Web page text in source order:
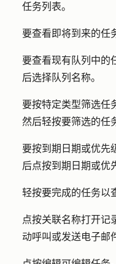
任务列表。
要查看即将到来的任
要查看现有队列中的
后选择队列 名称。
要按特定类型筛选任
然后轻按要筛选的任
要按到期日期或优先
后点按到期日期或优
轻按要完成的任务以
点按关联名称打开记
动呼叫或发送电子邮